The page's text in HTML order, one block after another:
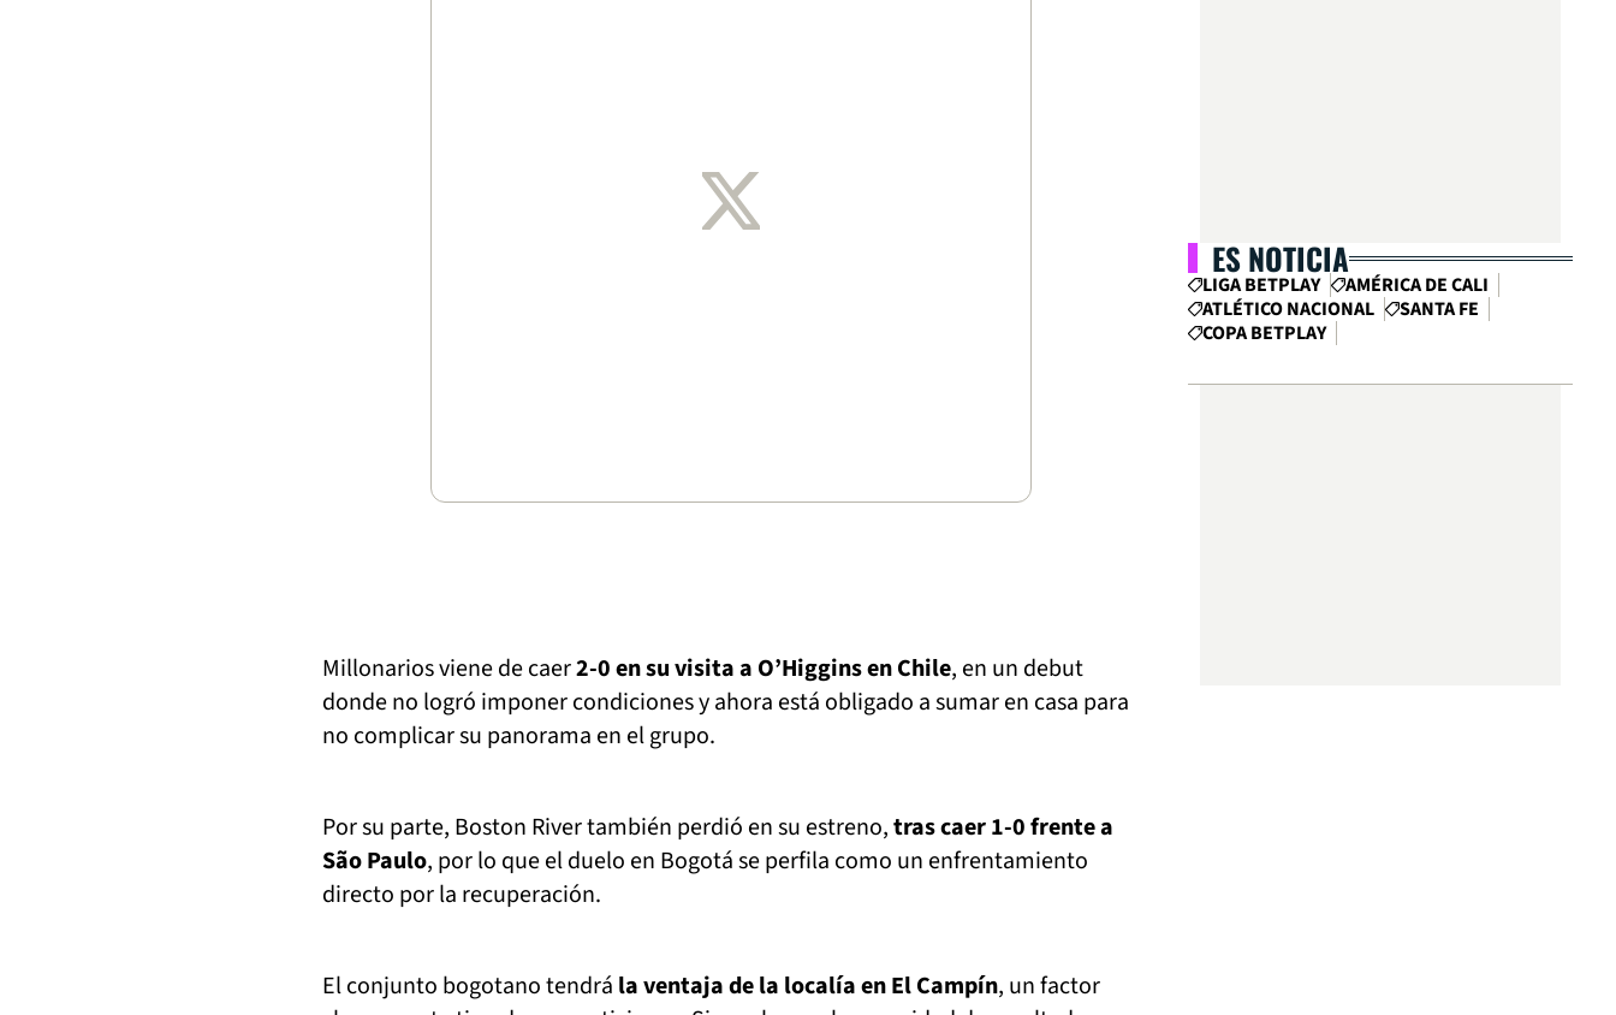
Millonarios viene de caer2-0 en su visita a O’Higgins en Chile, en un debut
donde no logró imponer condiciones y ahora está obligado a sumar en casa para
no complicar su panorama en el grupo.
Por su parte, Boston River también perdió en su estreno,tras caer 1-0 frente a
São Paulo, por lo que el duelo en Bogotá se perfila como un enfrentamiento
directo por la recuperación.
El conjunto bogotano tendrá la ventaja de la localía en El Campín, un factor
ES NOTICIA
LIGA BETPLAY
AMÉRICA DE CALI
ATLÉTICO NACIONAL
SANTA FE
COPA BETPLAY